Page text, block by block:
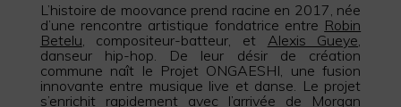
L’histoire de moovance prend racine en 2017, née
d’une rencontre artistique fondatrice entre Robin
Betelu, compositeur-batteur, et Alexis Gueye,
danseur hip-hop. De leur désir de création
commune naît le Projet ONGAESHI, une fusion
innovante entre musique live et danse. Le projet
s’enrichit rapidement avec l’arrivée de Morgan